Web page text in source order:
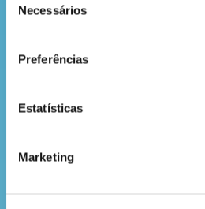
Necessários
Preferências
Estatísticas
Marketing12. Já está. Agora só falta pintar.